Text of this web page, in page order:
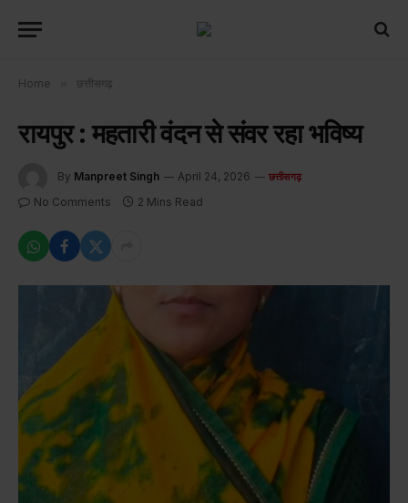
Home छत्तीसगढ़
रायपुर : महतारी वंदन से संवर रहा भविष्य
By Manpreet Singh April 24, 2026 छत्तीसगढ़
No Comments 2 Mins Read